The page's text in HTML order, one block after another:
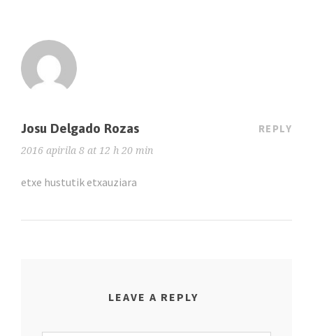
Josu Delgado Rozas
2016 apirila 8 at 12 h 20 min
REPLY
etxe hustutik etxauziara
LEAVE A REPLY